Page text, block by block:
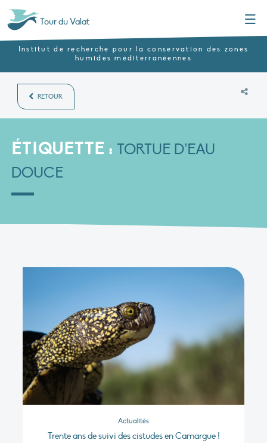
Tour du Valat
Institut de recherche pour la conservation des zones
humides méditerranéennes
RETOUR
ÉTIQUETTE : TORTUE D’EAU
DOUCE
Actualités
Trente ans de suivi des cistudes en Camargue !